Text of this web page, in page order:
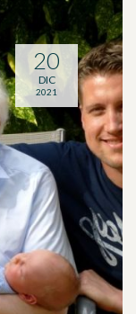
20
DIC
2021